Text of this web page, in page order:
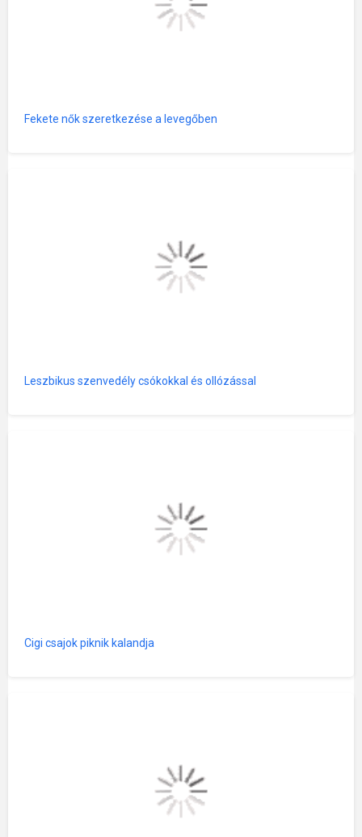
Fekete nők szeretkezése a levegőben
Leszbikus szenvedély csókokkal és ollózással
Cigi csajok piknik kalandja